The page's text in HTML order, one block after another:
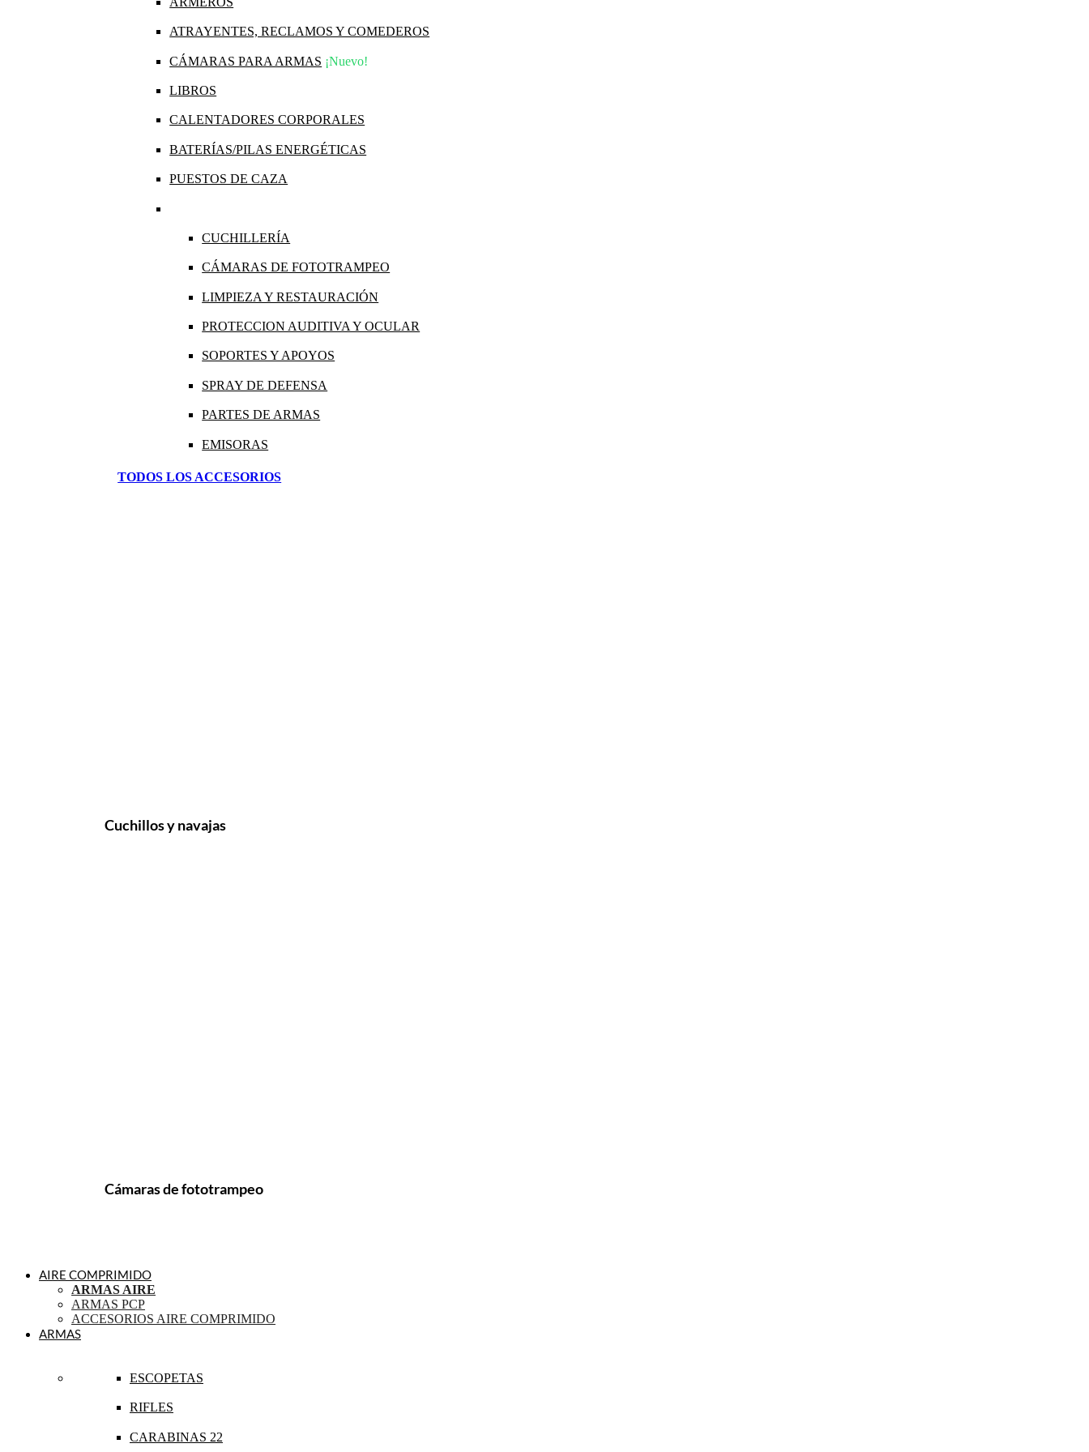
ATRAYENTES, RECLAMOS Y COMEDEROS
CÁMARAS PARA ARMAS ¡Nuevo!
LIBROS
CALENTADORES CORPORALES
BATERÍAS/PILAS ENERGÉTICAS
PUESTOS DE CAZA
CUCHILLERÍA
CÁMARAS DE FOTOTRAMPEO
LIMPIEZA Y RESTAURACIÓN
PROTECCION AUDITIVA Y OCULAR
SOPORTES Y APOYOS
SPRAY DE DEFENSA
PARTES DE ARMAS
EMISORAS
TODOS LOS ACCESORIOS
Cuchillos y navajas
Cámaras de fototrampeo
AIRE COMPRIMIDO
ARMAS AIRE
ARMAS PCP
ACCESORIOS AIRE COMPRIMIDO
ARMAS
ESCOPETAS
RIFLES
CARABINAS 22